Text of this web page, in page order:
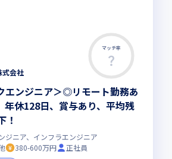
マッチ率
式会社
エンジニア＞◎リモート勤務あ
年休128日、賞与あり、平均残
！
ジニア、インフラエンジニア
380-600万円
正社員